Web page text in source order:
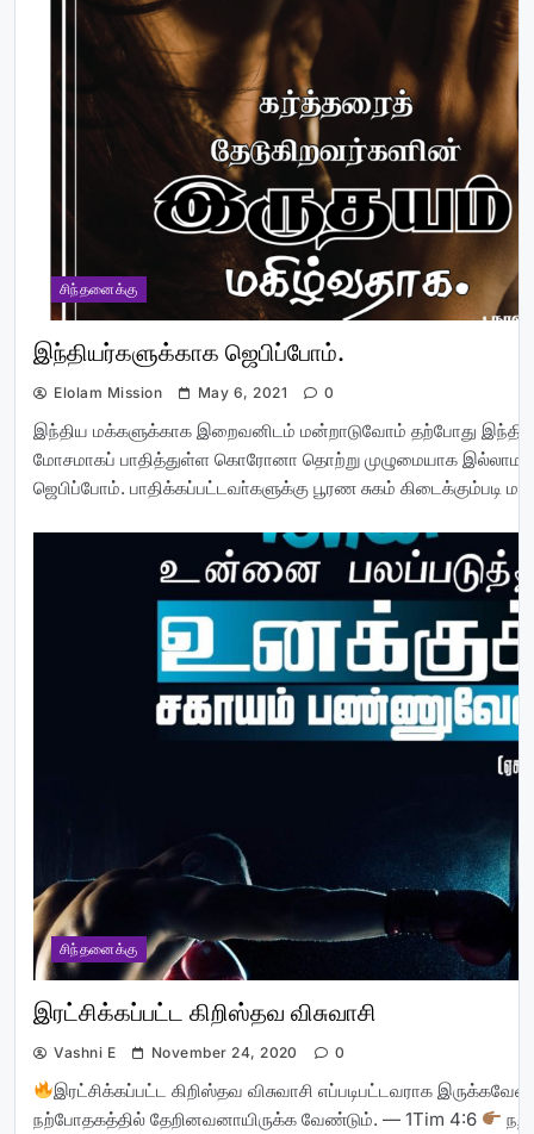
சிந்தனைக்கு
இந்தியர்களுக்காக ஜெபிப்போம்.
Elolam Mission May 6, 2021 0
இந்திய மக்களுக்காக இறைவனிடம் மன்றாடுவோம் தற்போது
மோசமாகப் பாதித்துள்ள கொரோனா தொற்று முழுமையாக
ஜெபிப்போம். பாதிக்கப்பட்டவா்களுக்கு பூரண சுகம் கிடைக்கும்படி
சிந்தனைக்கு
இரட்சிக்கப்பட்ட கிறிஸ்தவ விசுவாசி
Vashni E November 24, 2020 0
இரட்சிக்கப்பட்ட கிறிஸ்தவ விசுவாசி எப்படிபட்டவராக
நற்போதகத்தில் தேறினவனாயிருக்க வேண்டும். — 1Tim 4:6